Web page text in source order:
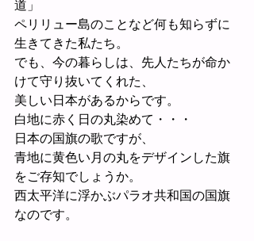
道」
ペリリュー島のことなど何も知らずに
生きてきた私たち。
でも、今の暮らしは、先人たちが命か
けて守り抜いてくれた、
美しい日本があるからです。
白地に赤く日の丸染めて・・・
日本の国旗の歌ですが、
青地に黄色い月の丸をデザインした旗
をご存知でしょうか。
西太平洋に浮かぶパラオ共和国の国旗
なのです。